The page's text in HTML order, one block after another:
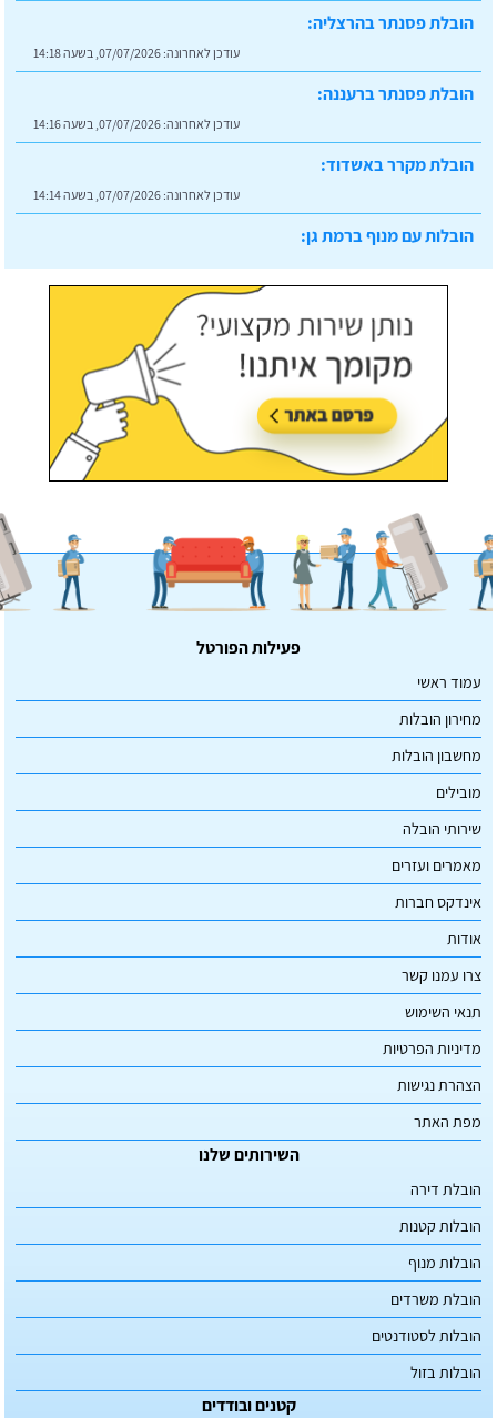
הובלת פסנתר בהרצליה:
הובלת פסנתר ברעננה:
הובלת מקרר באשדוד:
הובלות עם מנוף ברמת גן:
פעילות הפורטל
עמוד ראשי
מחירון הובלות
מחשבון הובלות
מובילים
שירותי הובלה
מאמרים ועזרים
אינדקס חברות
אודות
צרו עמנו קשר
תנאי השימוש
מדיניות הפרטיות
הצהרת נגישות
מפת האתר
השירותים שלנו
הובלת דירה
הובלות קטנות
הובלות מנוף
הובלת משרדים
הובלות לסטודנטים
הובלות בזול
קטנים ובודדים